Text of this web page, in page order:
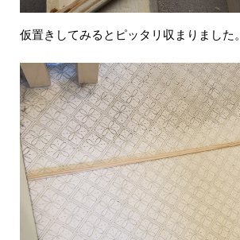
仮置きしてみるとピッタリ収まりました。